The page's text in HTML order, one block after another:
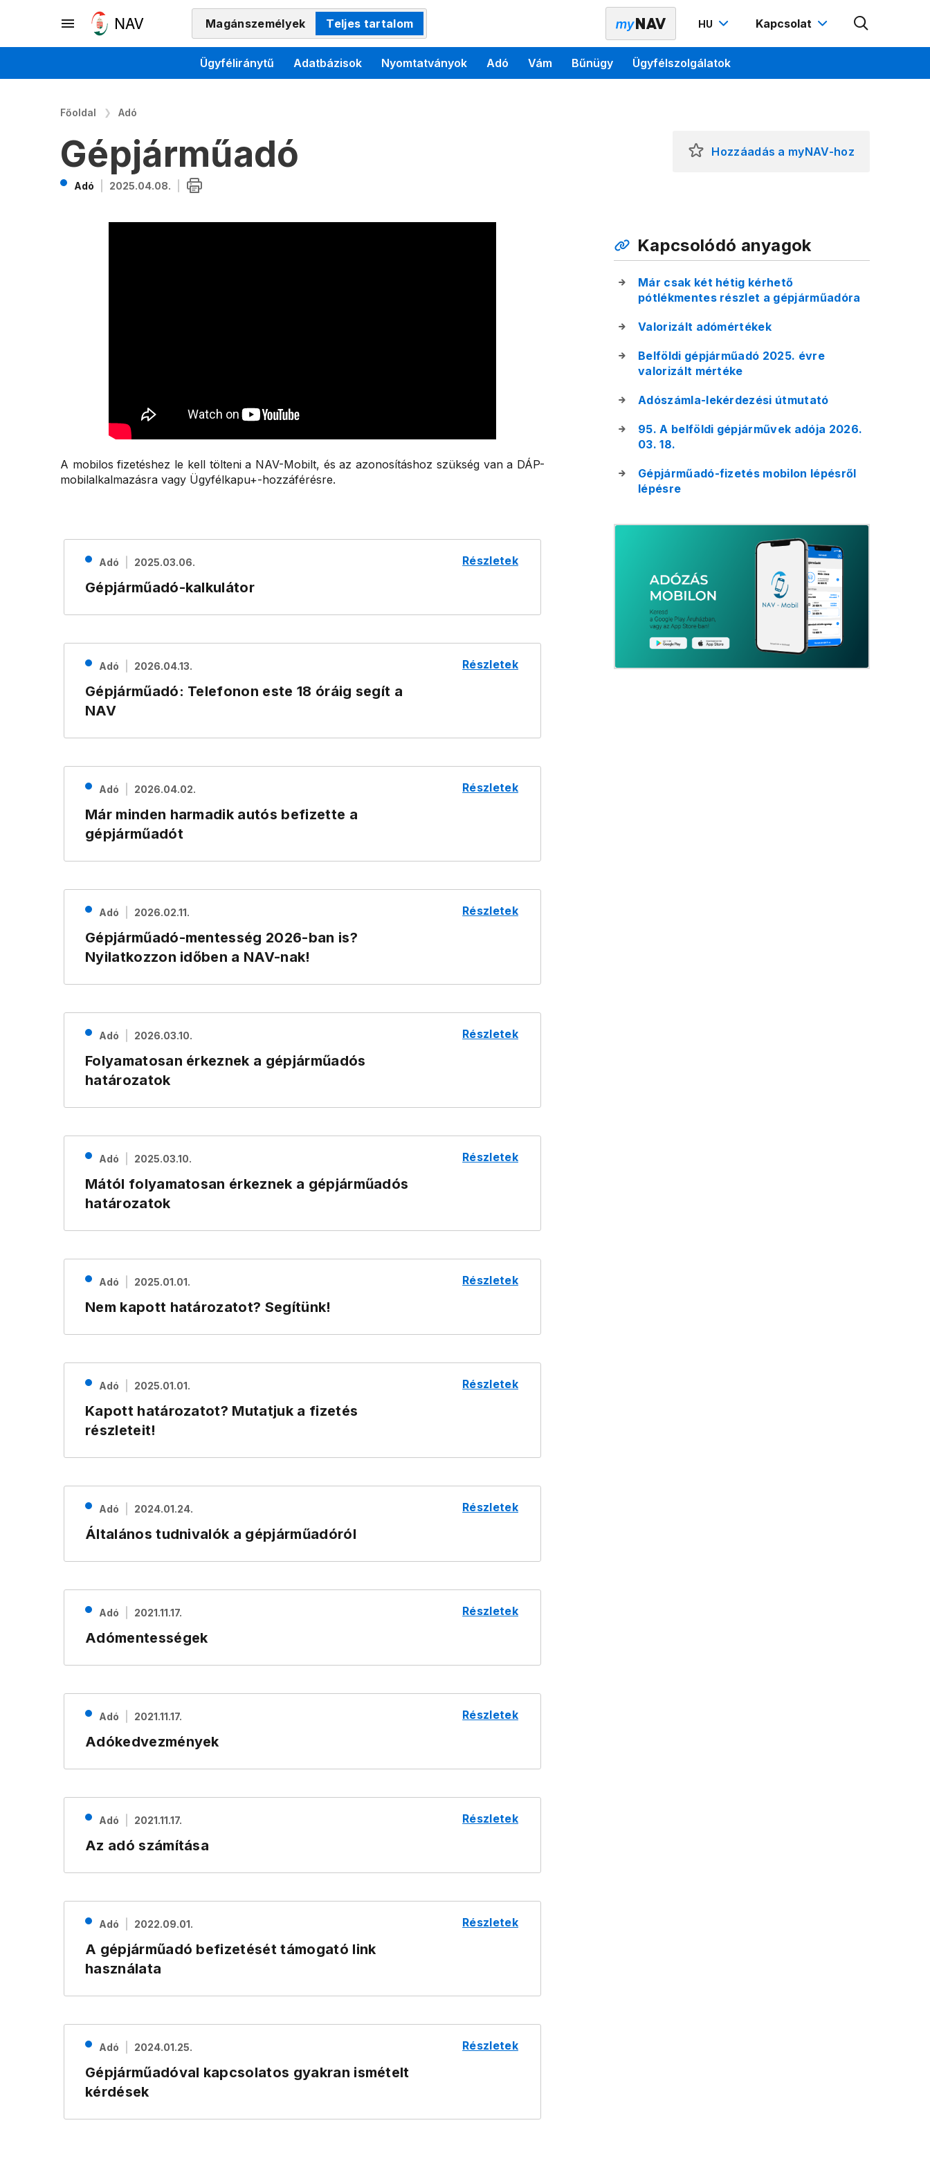
Magánszemélyek Teljes tartalom HU Kapcsolat
Ügyféliránytű Adatbázisok Nyomtatványok Adó Vám Bűnügy Ügyfélszolgálatok
Főoldal Adó
Gépjárműadó Hozzáadás a myNAV-hoz
Adó 2025.04.08.
A mobilos fizetéshez le kell tölteni a NAV-Mobilt, és az azonosításhoz szükség van a DÁP-
mobilalkalmazásra vagy Ügyfélkapu+-hozzáférésre.
Adó 2025.03.06.
Gépjárműadó-kalkulátor
Részletek
Adó 2026.04.13.
Gépjárműadó: Telefonon este 18 óráig segít a
NAV
Részletek
Adó 2026.04.02.
Már minden harmadik autós befizette a
gépjárműadót
Részletek
Adó 2026.02.11.
Gépjárműadó-mentesség 2026-ban is?
Nyilatkozzon időben a NAV-nak!
Részletek
Adó 2026.03.10.
Folyamatosan érkeznek a gépjárműadós
határozatok
Részletek
Adó 2025.03.10.
Mától folyamatosan érkeznek a gépjárműadós
határozatok
Részletek
Adó 2025.01.01.
Nem kapott határozatot? Segítünk!
Részletek
Adó 2025.01.01.
Kapott határozatot? Mutatjuk a fizetés
részleteit!
Részletek
Adó 2024.01.24.
Általános tudnivalók a gépjárműadóról
Részletek
Adó 2021.11.17.
Adómentességek
Részletek
Adó 2021.11.17.
Adókedvezmények
Részletek
Adó 2021.11.17.
Az adó számítása
Részletek
Adó 2022.09.01.
A gépjárműadó befizetését támogató link
használata
Részletek
Adó 2024.01.25.
Gépjárműadóval kapcsolatos gyakran ismételt
kérdések
Részletek
Kapcsolódó anyagok
Már csak két hétig kérhető
pótlékmentes részlet a gépjárműadóra
Valorizált adómértékek
Belföldi gépjárműadó 2025. évre
valorizált mértéke
Adószámla-lekérdezési útmutató
95. A belföldi gépjárművek adója 2026.
03. 18.
Gépjárműadó-fizetés mobilon lépésről
lépésre